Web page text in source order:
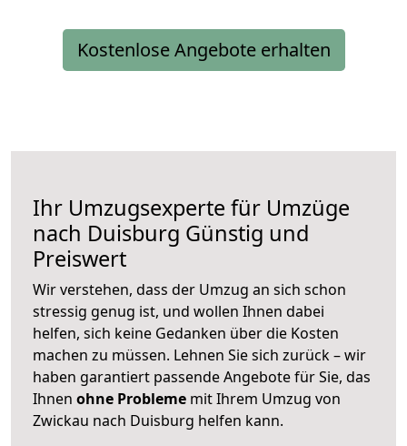
Kostenlose Angebote erhalten
Ihr Umzugsexperte für Umzüge
nach Duisburg Günstig und
Preiswert
Wir verstehen, dass der Umzug an sich schon
stressig genug ist, und wollen Ihnen dabei
helfen, sich keine Gedanken über die Kosten
machen zu müssen. Lehnen Sie sich zurück – wir
haben garantiert passende Angebote für Sie, das
Ihnen ohne Probleme mit Ihrem Umzug von
Zwickau nach Duisburg helfen kann.